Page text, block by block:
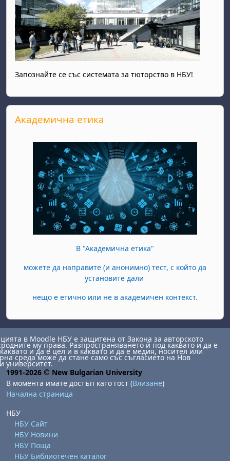
Запознайте се със системата за тюторство в НБУ!
Прескочи Академична етика
Академична етика
В "Академична етика"
можете да направите (и анонимно) тест, с който да
установите дали
нещо е етично или не в академичен контекст.
в Moodle НБУ е защитена от Закона за авторското
му права. Разпространяването й под каквато и да е
и да е цел и в каквато и да е медия, носител или
среда може да стане само със съгласието на Нов
университет.
1991-2026 © New Bulgarian University
В момента имате достъп като гост (Влизане)
Начална страница
НБУ
НБУ Сайт
НБУ Новини
НБУ Поща
НБУ Библиотечен каталог